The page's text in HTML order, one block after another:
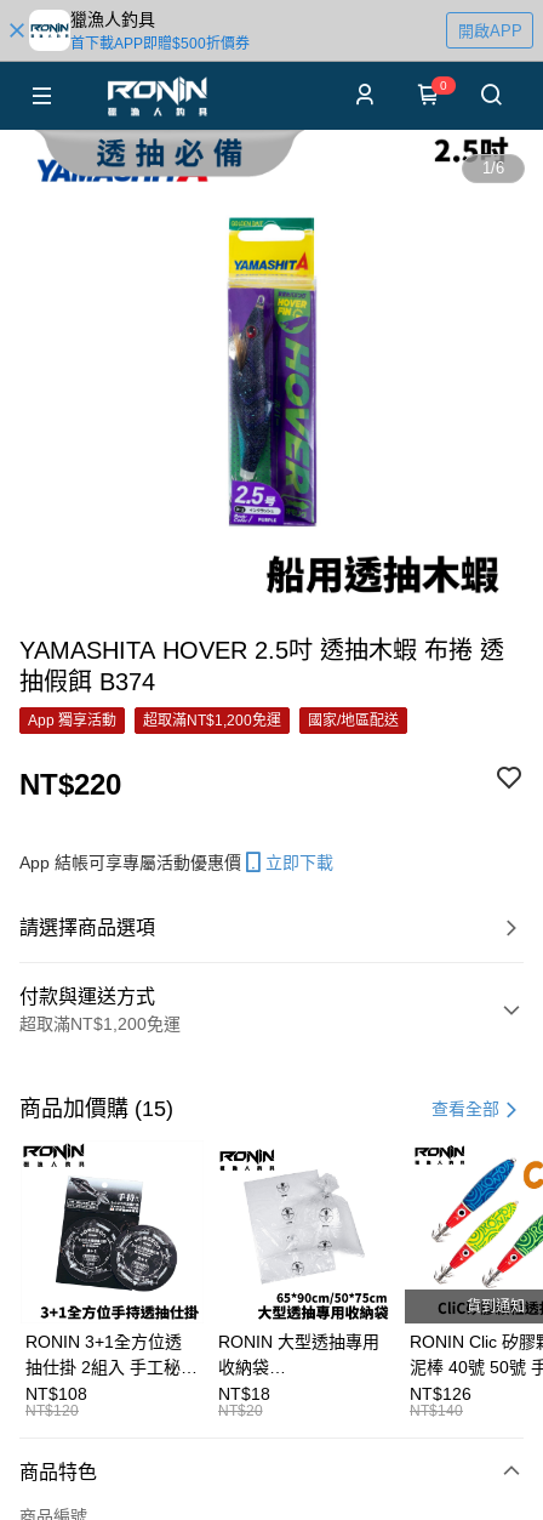
獵漁人釣具
首下載APP即贈$500折價券
開啟APP
0
1/6
YAMASHITA HOVER 2.5吋 透抽木蝦 布捲 透
抽假餌 B374
App 獨享活動 超取滿NT$1,200免運 國家/地區配送
NT$220
App 結帳可享專屬活動優惠價 立即下載
請選擇商品選項
付款與運送方式
超取滿NT$1,200免運
信用卡一次付款
信用卡分期付款
3 期 0 利率 每期 21家銀行
合作金庫商業銀行
第一商業銀行
華南商業銀行
彰化商業銀行
上海商業儲蓄銀行
台北富邦商業銀行
國泰世華商業銀行
兆豐國際商業銀行
臺灣中小企業銀行
台中商業銀行
匯豐（台灣）商業銀行
華泰商業銀行
聯邦商業銀行
元大商業銀行
台灣樂天信用卡公司
超商取貨付款
Apple Pay
街口支付
悠遊付
大哥付你分期
【大哥付你分期使用說明】
2.付款方式選擇「大哥付你分期」，訂單成立後會自動跳轉到大哥付的交易
商品加價購 (15) 查看全部
RONIN 3+1全方位透
抽仕掛 2組入 手工秘
製！最適台灣海域
T991
NT$108
NT$120
RONIN 大型透抽專用
收納袋
65*90cm/50*75cm 台
灣製SGS檢驗無毒 加
NT$18
NT$20
貨到通知
RONIN Clic 矽膠
泥棒 40號 50號
抽專用泥棒 布卷
B297
NT$126
NT$140
商品特色
商品編號